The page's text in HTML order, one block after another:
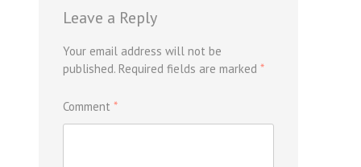
Leave a Reply
Your email address will not be
published. Required fields are marked *
Comment *